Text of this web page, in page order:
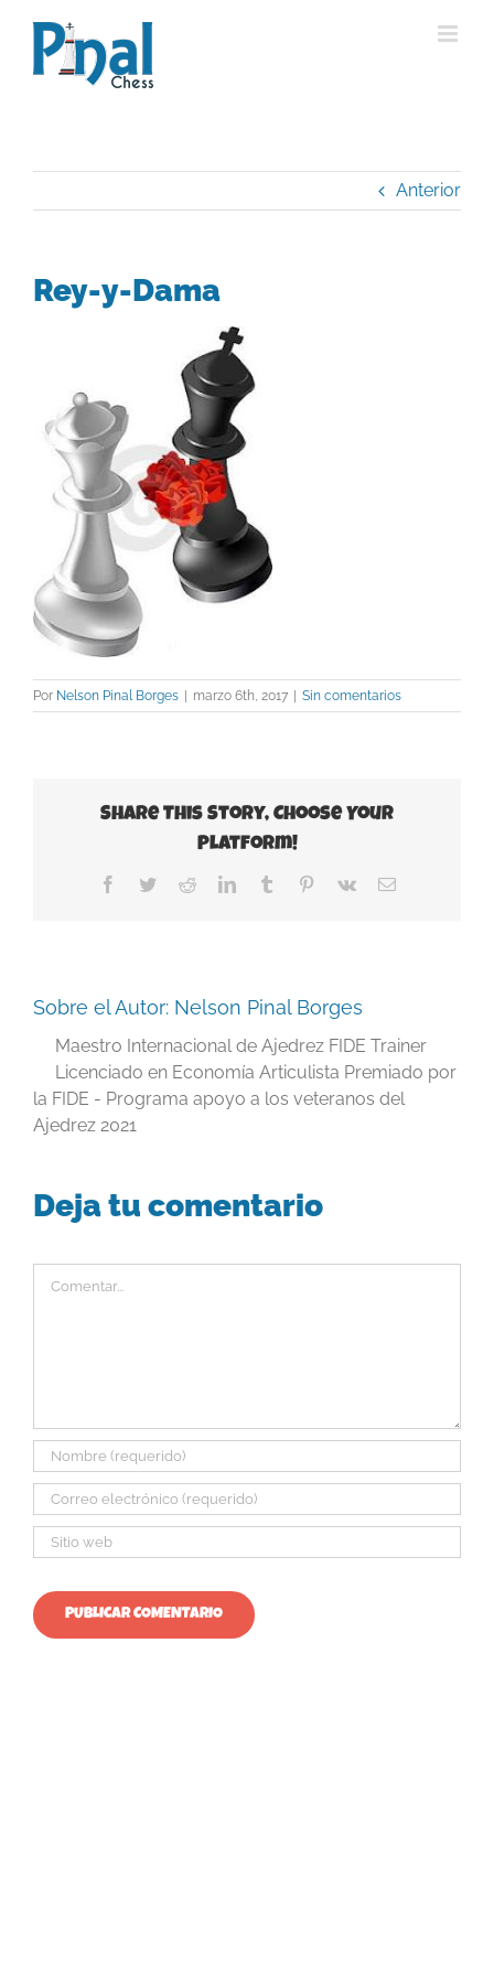
contenido
Anterior
Rey-y-Dama
Por Nelson Pinal Borges | marzo 6th, 2017 | Sin comentarios
Share This Story, Choose Your
Platform!
Facebook
TwitterRedditLinkedInTumblr Pinterest
Vk
Correo
Sobre el Autor: Nelson Pinal Borges
Maestro Internacional de Ajedrez FIDE Trainer
Licenciado en Economía Articulista Premiado por
la FIDE - Programa apoyo a los veteranos del
Ajedrez 2021
Deja tu comentario